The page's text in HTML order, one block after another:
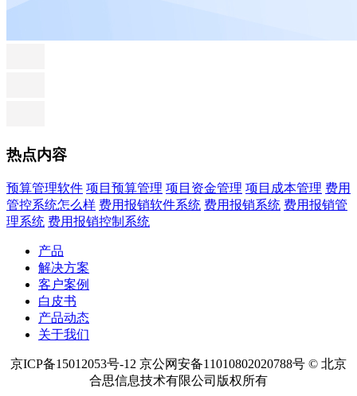
热点内容
预算管理软件 项目预算管理 项目资金管理 项目成本管理 费用
管控系统怎么样 费用报销软件系统 费用报销系统 费用报销管
理系统 费用报销控制系统
产品
解决方案
客户案例
白皮书
产品动态
关于我们
京ICP备15012053号-12 京公网安备11010802020788号 © 北京
合思信息技术有限公司版权所有